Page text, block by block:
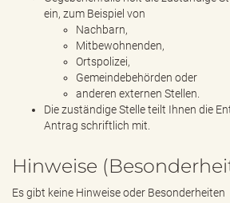
ein, zum Beispiel von
Nachbarn,
Mitbewohnenden,
Ortspolizei,
Gemeindebehörden oder
anderen externen Stellen.
Die zuständige Stelle teilt Ihnen die
Antrag schriftlich mit.
Hinweise
Es gibt keine Hinweise oder Besonderheiten